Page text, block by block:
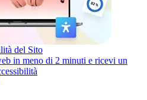
del Sito
in meno di 2 minuti e ricevi un